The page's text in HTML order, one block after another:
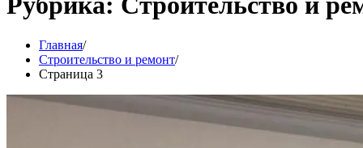
Главная
Строительство и ремонт
Страница 3